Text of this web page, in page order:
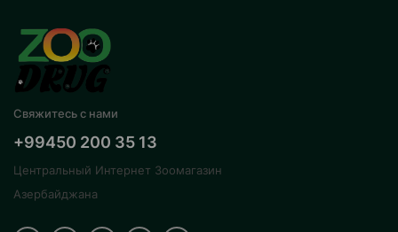
Свяжитесь с нами
+99450 200 35 13
Центральный Интернет Зоомагазин
Азербайджана